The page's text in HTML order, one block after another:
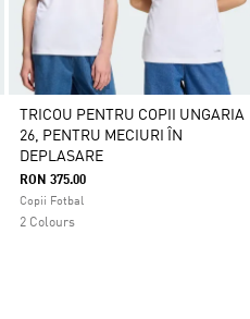
TRICOU PENTRU COPII UNGARIA
26, PENTRU MECIURI ÎN
DEPLASARE
RON 375.00
Copii Fotbal
2 Colours